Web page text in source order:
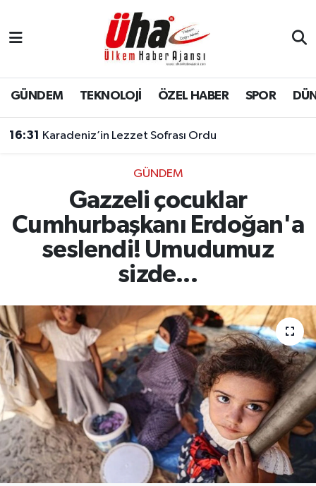
GÜNDEM TEKNOLOJİ ÖZEL HABER SPOR
16:31 Karadeniz’in Lezzet Sofrası Ordu
GÜNDEM
Gazzeli çocuklar
Cumhurbaşkanı Erdoğan'a
seslendi! Umudumuz
sizde...
İstanbul Nöbetçi Eczaneler
İstanbul Hava Durumu
Süper Lig Puan Durumu ve Fikstür
Tüm Manşetler
Son Dakika Haberleri
Haber Arşivi